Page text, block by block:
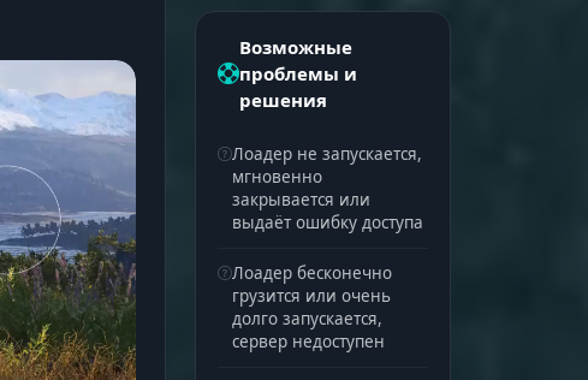
Возможные
проблемы и
решения
Лоадер не запускается,
мгновенно
закрывается или
выдаёт ошибку доступа
Лоадер бесконечно
грузится или очень
долго запускается,
сервер недоступен